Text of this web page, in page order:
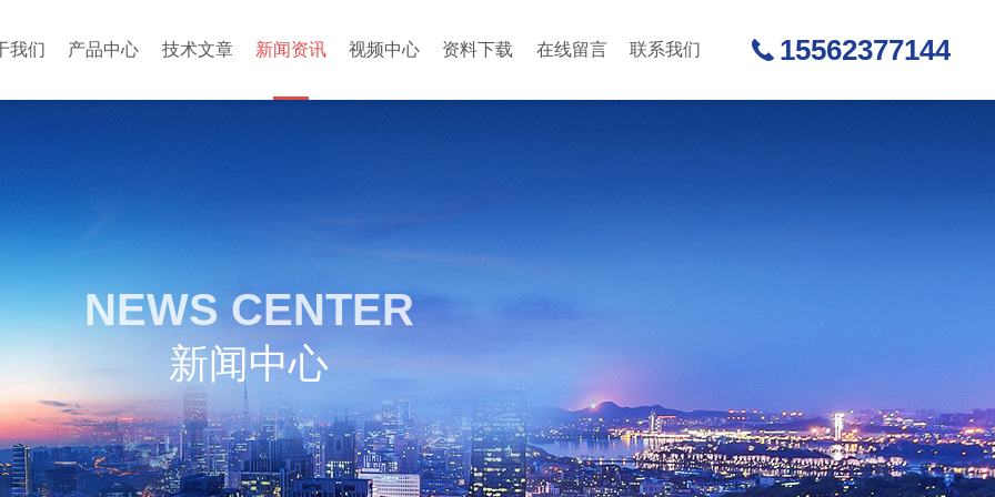
我们 产品中心 技术文章 新闻资讯 视频中心 资料下载 在线留言 联系我们 15562377144
NEWS CENTER
新闻中心